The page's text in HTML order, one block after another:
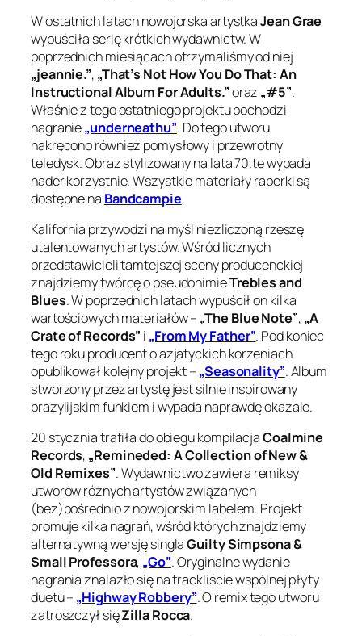
W ostatnich latach nowojorska artystkaJean Grae
wypuściła serię krótkich wydawnictw. W
poprzednich miesiącach otrzymaliśmy od niej
„jeannie.”, „That’s Not How You Do That: An
Instructional Album For Adults.”oraz „#5”.
Właśnie z tego ostatniego projektu pochodzi
nagranie„underneathu”. Do tego utworu
nakręcono również pomysłowy i przewrotny
teledysk. Obraz stylizowany na lata 70.te wypada
nader korzystnie. Wszystkie materiały raperki są
dostępne na Bandcampie.
Kalifornia przywodzi na myśl niezliczoną rzeszę
utalentowanych artystów. Wśród licznych
przedstawicieli tamtejszej sceny producenckiej
znajdziemy twórcę o pseudonimieTrebles and
Blues. W poprzednich latach wypuścił on kilka
wartościowych materiałów – „The Blue Note”, „A
Crate of Records” i „From My Father”. Pod koniec
tego roku producent o azjatyckich korzeniach
opublikował kolejny projekt – „Seasonality”. Album
stworzony przez artystę jest silnie inspirowany
brazylijskim funkiem i wypada naprawdę okazale.
20 stycznia trafiła do obiegu kompilacjaCoalmine
Records, „Remineded: A Collection of New &
Old Remixes”. Wydawnictwo zawiera remiksy
utworów różnych artystów związanych
(bez)pośrednio z nowojorskim labelem. Projekt
promuje kilka nagrań, wśród których znajdziemy
alternatywną wersję singlaGuilty Simpsona &
Small Professora, „Go”. Oryginalne wydanie
nagrania znalazło się na trackliście wspólnej płyty
duetu – „Highway Robbery”. O remix tego utworu
zatroszczył sięZilla Rocca.